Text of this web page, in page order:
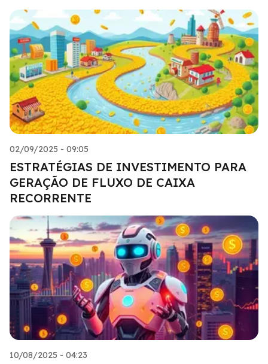
02/09/2025 - 09:05
ESTRATÉGIAS DE INVESTIMENTO PARA
GERAÇÃO DE FLUXO DE CAIXA
RECORRENTE
10/08/2025 - 04:23